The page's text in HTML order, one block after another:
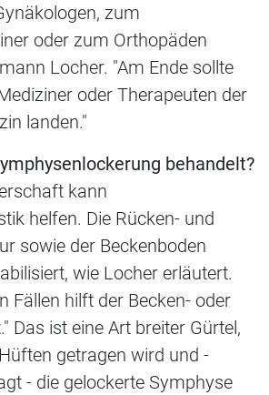
zum
oder zum Orthopäden
Locher. "Am Ende sollte
oder Therapeuten der
landen."
behandelt?
kann
helfen. Die Rücken- und
sowie der Beckenboden
wie Locher erläutert.
Fällen hilft der Becken- oder
Das ist eine Art breiter Gürtel,
getragen wird und -
- die gelockerte Symphyse